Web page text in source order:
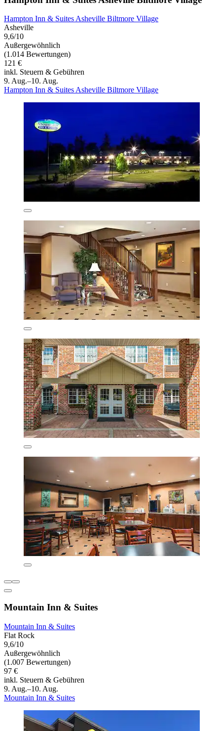
Hampton Inn & Suites Asheville Biltmore Village
Asheville
9,6/10
Außergewöhnlich
(1.014 Bewertungen)
121 €
inkl. Steuern & Gebühren
9. Aug.–10. Aug.
Hampton Inn & Suites Asheville Biltmore Village
Mountain Inn & Suites
Mountain Inn & Suites
Flat Rock
9,6/10
Außergewöhnlich
(1.007 Bewertungen)
97 €
inkl. Steuern & Gebühren
9. Aug.–10. Aug.
Mountain Inn & Suites